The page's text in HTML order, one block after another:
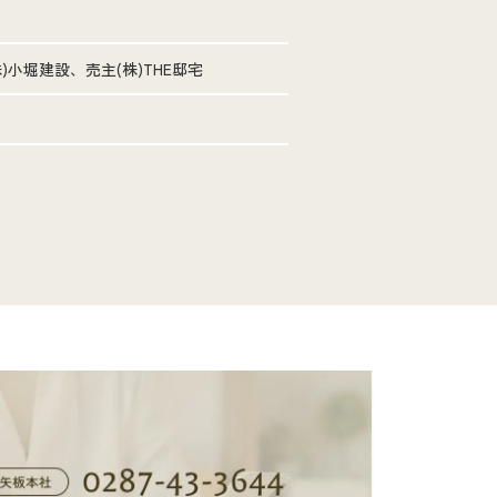
小堀建設、売主(株)THE邸宅